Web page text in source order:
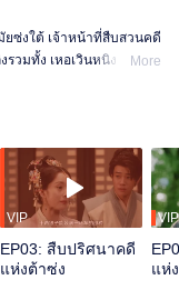
มัยซ่งใต้ เจ้าหน้าที่สืบสวนคดี
วมทั้ง เหอเวินหนิง ทั้งสี่คน
More
VIP
EP03: สืบปริศนาคดี
แห่งต้าซ่ง
VIP
แห่